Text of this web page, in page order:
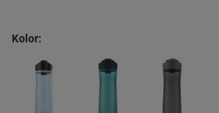
Kolor